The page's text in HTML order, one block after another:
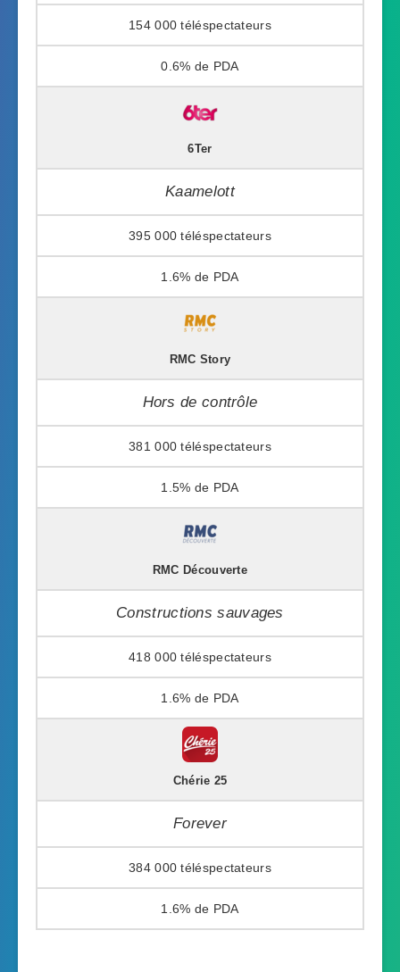
154 000
0.6%
6Ter
Kaamelott
395 000
1.6%
RMC Story
Hors de contrôle
381 000
1.5%
RMC Découverte
Constructions sauvages
418 000
1.6%
Chérie 25
Forever
384 000
1.6%